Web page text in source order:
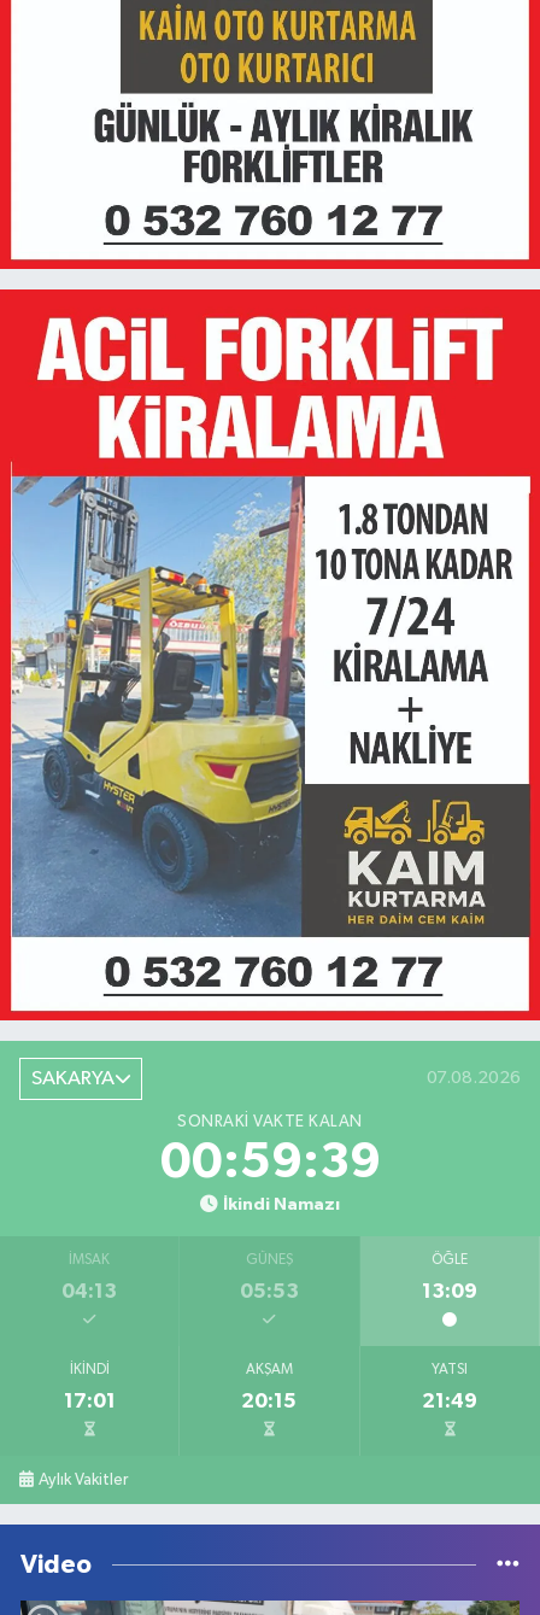
SAKARYA 07.08.2026
SONRAKI VAKTE KALAN
00:59:39
İkindi Namazı
İMSAK
04:13
GÜNEŞ
05:53
ÖĞLE
13:09
İKINDI
17:01
AKŞAM
20:15
YATSI
21:49
Aylık Vakitler
Video